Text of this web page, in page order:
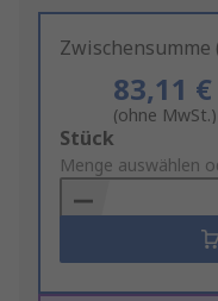
Zwischensumme
83,11 €
(ohne MwSt.)
Add
to
Basket
Stück
Menge auswählen